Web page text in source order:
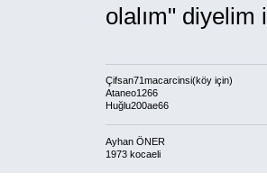
olalım" diyelim
Çifsan71macarcinsi(köy için)
Ataneo1266
Huğlu200ae66
Ayhan ÖNER
1973 kocaeli